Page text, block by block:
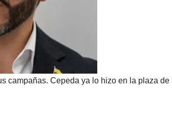
campañas. Cepeda ya lo hizo en la plaza de